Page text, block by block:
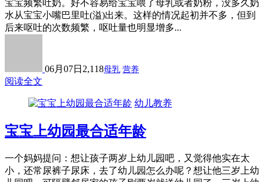
宝宝频繁吐奶。好不容易给宝宝喂了母乳或者奶粉，没多久奶
水从宝宝小嘴巴里吐(溢)出来。这样的情况起初并不多，但到
后来呕吐的次数频繁，呕吐量也明显增多...
06月07日 2,118母乳 营养
阅读全文
幼儿教养
宝宝上幼园最合适年龄
一个妈妈提问：想让孩子两岁上幼儿园吧，又觉得他实在太
小，还常尿裤子尿床，去了幼儿园怎么办呢？想让他三岁上幼